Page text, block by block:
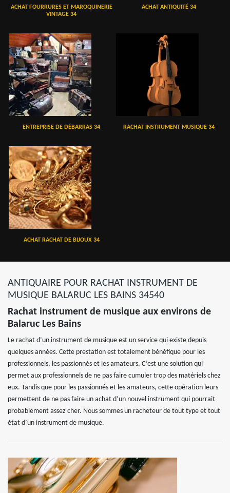
ACHAT FOURRURES ET MAROQUINERIE
VINTAGE 34
ACHAT ANTIQUITÉ 34
ENTREPRISE DE DÉBARRAS 34 RACHAT INSTRUMENT MUSIQUE 34
ACHAT RACHAT DE BIJOUX 34
ANTIQUAIRE POUR RACHAT INSTRUMENT DE
MUSIQUE BALARUC LES BAINS 34540
Rachat instrument de musique aux environs de
Balaruc Les Bains
Le rachat d’un instrument de musique est un service qui existe depuis
quelques années. Cette prestation est totalement bénéfique pour les
professionnels, les passionnés et les amateurs. C’est une solution qui
permet aux professionnels de ne pas faire cumuler trop des matériels chez
eux. Tandis que pour les passionnés et les amateurs, cette opération leurs
permettent de ne pas faire un achat d’un nouvel instrument qui pourrait
probablement assez cher. Nous sommes un racheteur de tout type et tout
état d’un instrument de musique.